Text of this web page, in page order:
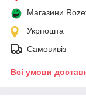
Магазини
Укрпошта
Самовивіз
Всі умови